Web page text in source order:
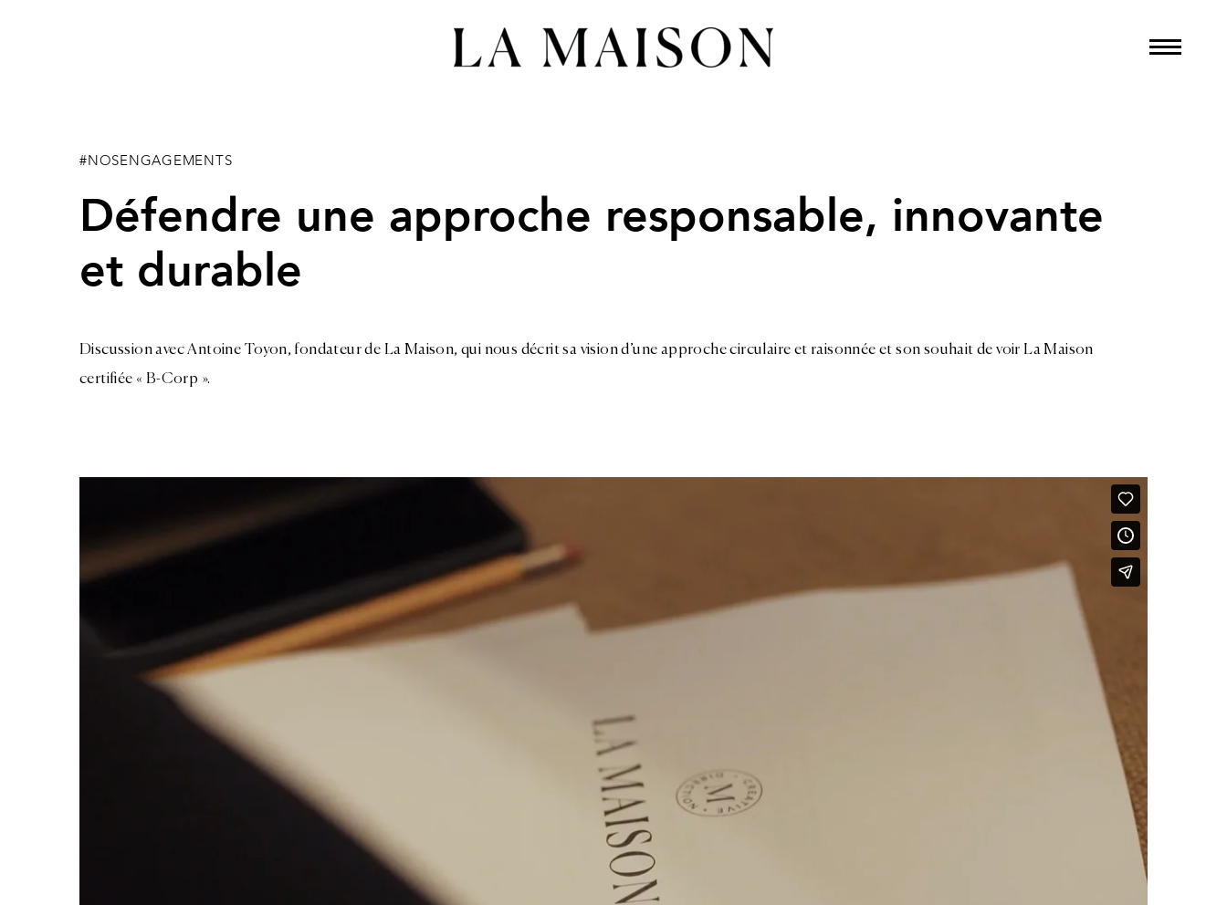
#NOSENGAGEMENTS
Défendre une approche responsable, innovante
et durable
Discussion avec Antoine Toyon, fondateur de La Maison, qui nous décrit sa vision d’une approche circulaire et raisonnée et son souhait de voir La Maison
certifiée « B-Corp ».